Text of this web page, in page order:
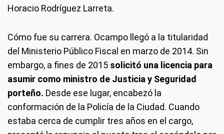
Horacio Rodríguez Larreta.
Cómo fue su carrera. Ocampo llegó a la titularidad
del Ministerio Público Fiscal en marzo de 2014. Sin
embargo, a fines de 2015 solicitó una licencia para
asumir como ministro de Justicia y Seguridad
porteño. Desde ese lugar, encabezó la
conformación de la Policía de la Ciudad. Cuando
estaba cerca de cumplir tres años en el cargo,